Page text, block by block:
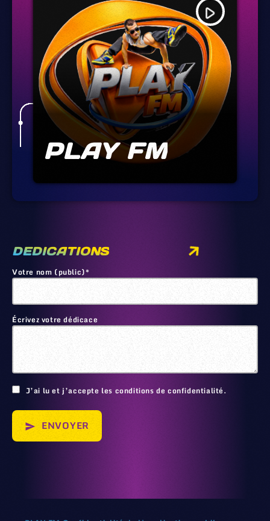
play_arrow
PLAY FM
DEDICATIONS
Votre nom (public)*
Écrivez votre dédicace
J’ai lu et j’accepte les conditions de confidentialité.
send ENVOYER